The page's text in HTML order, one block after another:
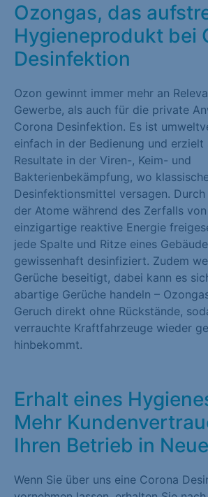
Ozongas, das
Hygieneprodukt bei
Desinfektion
Ozon gewinnt immer mehr an
Gewerbe, als auch für die private
Corona Desinfektion. Es ist
einfach in der Bedienung und erzielt
Resultate in der Viren-, Keim- und
Bakterienbekämpfung, wo
Desinfektionsmittel versagen.
der Atome während des Zerfalls
einzigartige reaktive Energie
jede Spalte und Ritze eines
gewissenhaft desinfiziert. Zudem
Gerüche beseitigt, dabei kann es
abartige Gerüche handeln –
Geruch direkt ohne Rückstände,
verrauchte Kraftfahrzeuge wieder
hinbekommt.
Erhalt eines
Mehr
Ihren Betrieb in
Wenn Sie über uns eine Corona
Marketing-Cookies werden von
verwendet, um personalisierte Werbung
dies, indem sie Besucher über Websites
Externe Medien (1)
Inhalte von Videoplattformen und Social-
werden standardmäßig blockiert. Wenn
Medien akzeptiert werden, bedarf der Zugriff
keiner manuellen Einwilligung mehr.
Cookie-Informationen